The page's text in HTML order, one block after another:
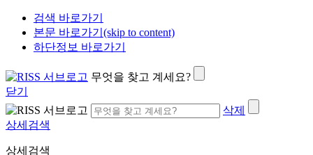
검색 바로가기
본문 바로가기(skip to content)
하단정보 바로가기
무엇을 찾고 계세요?
닫기
삭제
상세검색
상세검색